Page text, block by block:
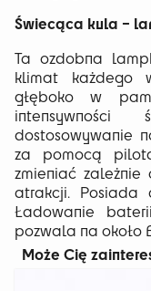
Świecąca kula –
Ta ozdobna
klimat każdego
głęboko w
dostosowywanie
za pomocą
zmieniać
atrakcji. Posiada
Ładowanie
pozwala na około
Może Cię